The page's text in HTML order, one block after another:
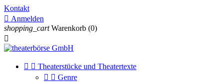
Kontakt
 Anmelden
shopping_cart Warenkorb (0)

  Theaterstücke und Theatertexte
  Genre